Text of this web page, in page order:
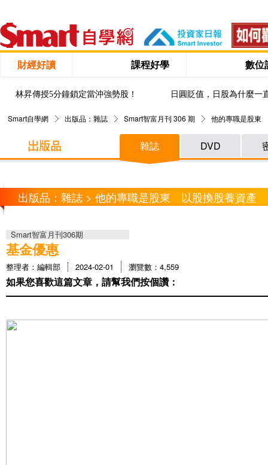
財經好讀 課程好學 數位
林昇傳授5分鐘鎖定當沖強勢股！ 日圓貶值，日股為什麼一
Smart自學網 出版品：雜誌 Smart智富月刊 306 期 他的專職是股東
雜誌 DVD
出版品：雜誌 > 他的專職是股東 以股換股養資產
Smart智富月刊306期
基金優惠
整理者：編輯部 2024-02-01 瀏覽數：4,559
如果您喜歡這篇文章，請幫我們按個讚：